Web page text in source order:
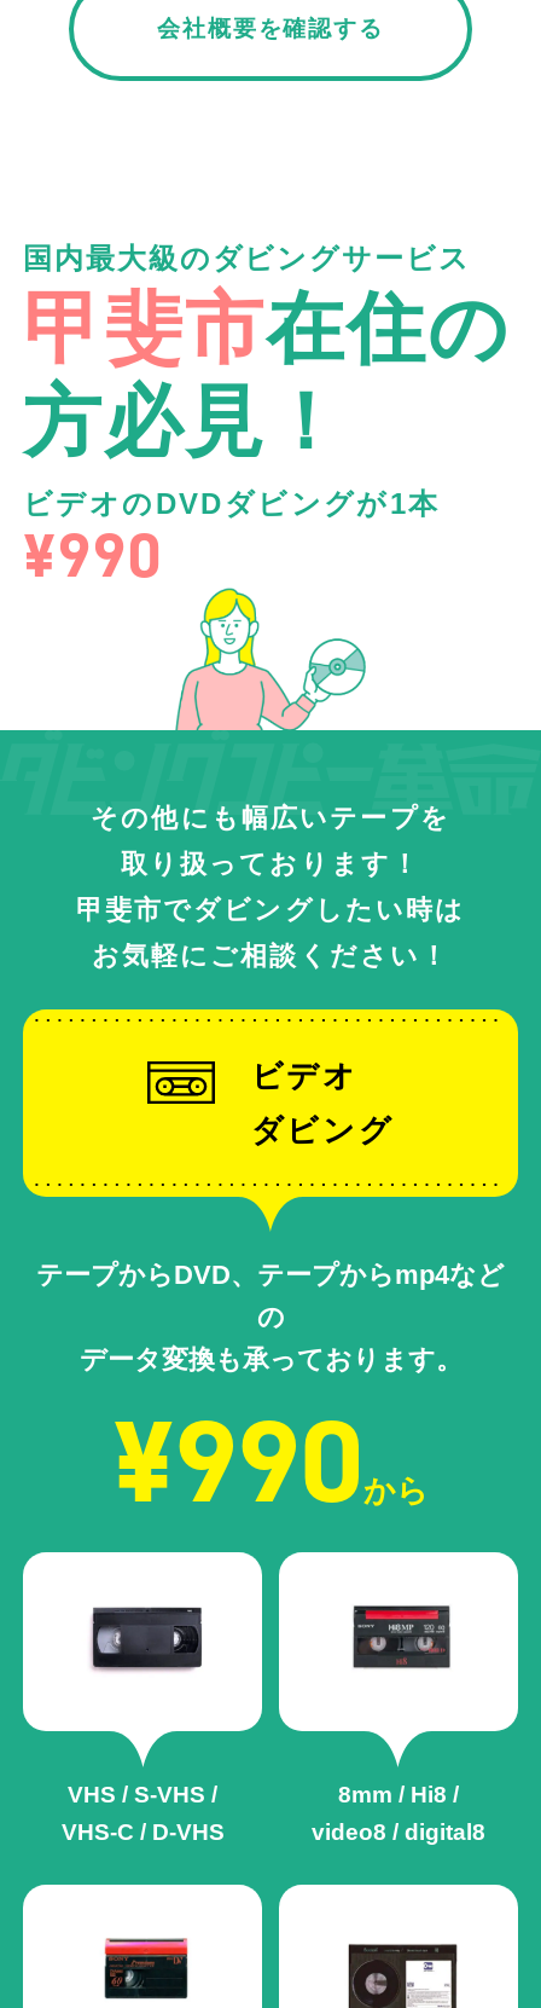
会社概要を確認する
国内最大級のダビングサービス
甲斐市在住の
方必見！
ビデオのDVDダビングが1本
¥990
その他にも幅広いテープを
取り扱っております！
甲斐市でダビングしたい時は
お気軽にご相談ください！
ビデオ
ダビング
テープからDVD、テープからmp4など
の
データ変換も承っております。
¥990から
VHS / S-VHS /
VHS-C / D-VHS
8mm / Hi8 /
video8 / digital8